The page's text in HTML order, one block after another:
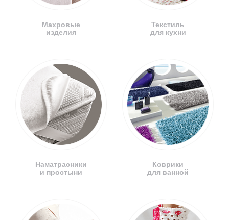
Махровые
изделия
Наматрасники
и простыни
Текстиль
для кухни
Коврики
для ванной